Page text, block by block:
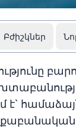
Բժիշկներ
է`